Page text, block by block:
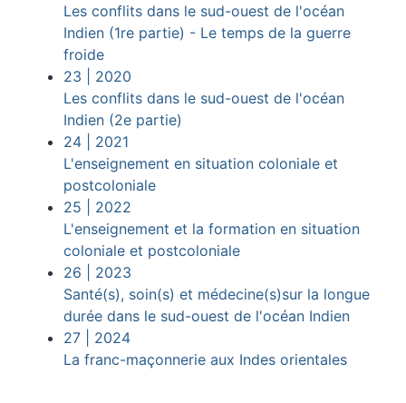
Les conflits dans le sud-ouest de l'océan
Indien (1re partie) - Le temps de la guerre
froide
23 | 2020
Les conflits dans le sud-ouest de l'océan
Indien (2e partie)
24 | 2021
L'enseignement en situation coloniale et
postcoloniale
25 | 2022
L'enseignement et la formation en situation
coloniale et postcoloniale
26 | 2023
Santé(s), soin(s) et médecine(s)sur la longue
durée dans le sud-ouest de l'océan Indien
27 | 2024
La franc-maçonnerie aux Indes orientales